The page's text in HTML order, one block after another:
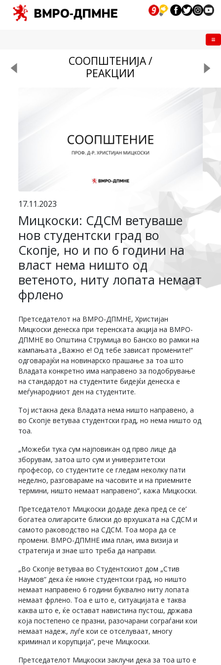
СООПШТЕНИЈА /
РЕАКЦИИ
17.11.2023
Мицкоски: СДСМ ветуваше
нов студентски град во
Скопје, но и по 6 години на
власт нема ништо од
ветеното, ниту лопата немаат
фрлено
Претседателот на ВМРО-ДПМНЕ, Христијан
Мицкоски денеска при теренската акција на ВМРО-
ДПМНЕ во Општина Струмица во Банско во рамки на
кампањата „Важно е! Од тебе зависат промените!“
одговарајќи на новинарско прашање за тоа што
Владата конкретно има направено за подобрување
на стандардот на студентите бидејќи денеска е
меѓународниот ден на студентите.
Тој истакна дека Владата нема ништо направено, а
во Скопје ветуваа студентски град, но нема ништо од
тоа.
„Можеби тука сум најповикан од прво лице да
зборувам, затоа што сум и универзитетски
професор, со студентите се гледам неколку пати
неделно, разговараме на часовите и на приемните
термини, ништо немаат направено“, кажа Мицкоски.
Претседателот Мицкоски додаде дека пред се се’
богатеа олигарсите блиски до врхушката на СДСМ и
самото раководство на СДСМ. Тоа мора да се
промени. ВМРО-ДПМНЕ има план, има визија и
стратегија и знае што треба да направи.
„Во Скопје ветуваа во Студентскиот дом „Стив
Наумов“ дека ќе никне студентски град, но ништо
немаат направено 6 години буквално ниту лопата
немаат фрлено. Тоа е што е, ситуацијата е таква
каква што е, ќе остават навистина пустош, држава
која постепено се празни, разочарани сограѓани кои
немаат надеж, луѓе кои се отселуваат, многу
криминал и корупција“, рече Мицкоски.
Претседателот Мицкоски заклучи дека за тоа што е